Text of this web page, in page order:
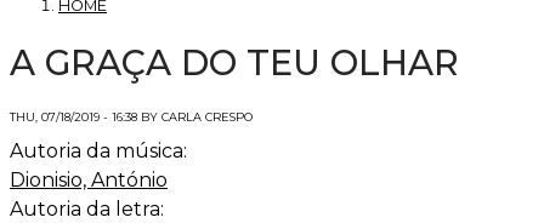
HOME
A GRAÇA DO TEU OLHAR
THU, 07/18/2019 - 16:38 BY CARLA CRESPO
Autoria da música:
Dionisio, António
Autoria da letra: